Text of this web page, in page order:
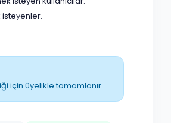
için üyelikle tamamlanır.